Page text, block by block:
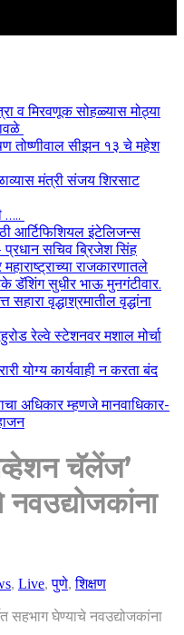
व मिरवणूक सोहळ्यास मोठ्या
तोष्णीवाल सीझन १३ चे महेश
मंत्री संजय शिरसाट
…..
आर्टिफिशियल इंटेलिजन्स
सचिव ब्रिजेश सिंह
राजकारणातले
डॅशिंग सुधीर भाऊ मुनगंटीवार.
सहारा वृद्धाश्रमातील वृद्धांना
रेल्वे स्टेशनवर मशाल मोर्चा
योग्य कार्यवाही न करता बंद
अधिकार म्हणजे मानवाधिकार-
चॅलेंज’
, Live,पुणे,शिक्षण